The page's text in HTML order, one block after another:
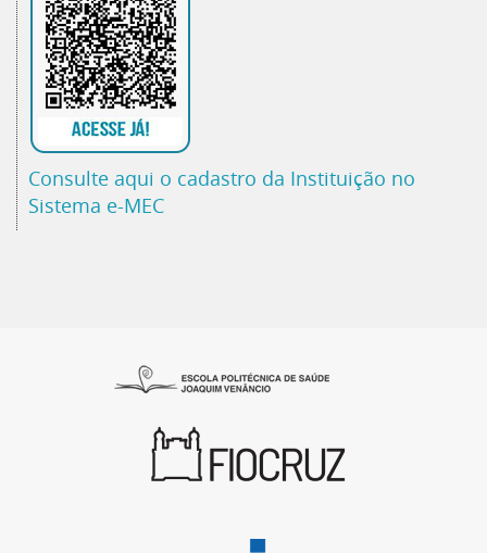
Consulte aqui o cadastro da Instituição no
Sistema e-MEC